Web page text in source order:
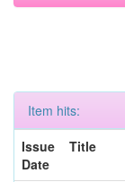
Item hits:
Issue
Date
Title